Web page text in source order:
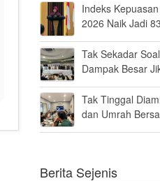
Indeks
2026 Naik Jadi
Tak Sekadar
Dampak Besar
Tak Tinggal
dan Umrah
Berita Sejenis